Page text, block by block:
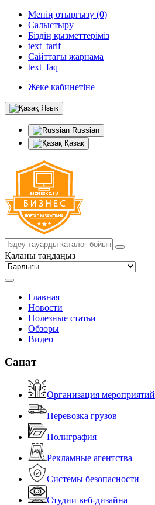
Менің отырғызу (0)
Салыстыру
Біздің қызметтеріміз
text_tarif
Сайттағы жарнама
text_faq
Жеке кабинетіне
Язык
Russian
Қазақ
Қаланы таңдаңыз
Главная
Новости
Полезные статьи
Обзоры
Видео
Санат
Организация мероприятий
Перевозка грузов
Полиграфия
Рекламные агентства
Системы безопасности
Студии веб-дизайна